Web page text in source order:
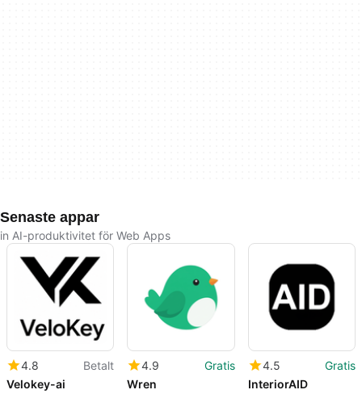
Senaste appar
in AI-produktivitet för Web Apps
4.8
Betalt
Velokey-ai
4.9
Gratis
Wren
4.5
Gratis
InteriorAID